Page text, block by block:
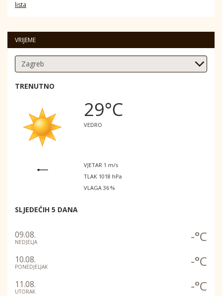
lista
VRIJEME
TRENUTNO
29°C
VEDRO
VJETAR 1 m/s
TLAK 1018 hPa
VLAGA 36 %
SLJEDEĆIH 5 DANA
09.08.
NEDJELJA -°C
10.08.
PONEDJELJAK -°C
11.08.
UTORAK -°C